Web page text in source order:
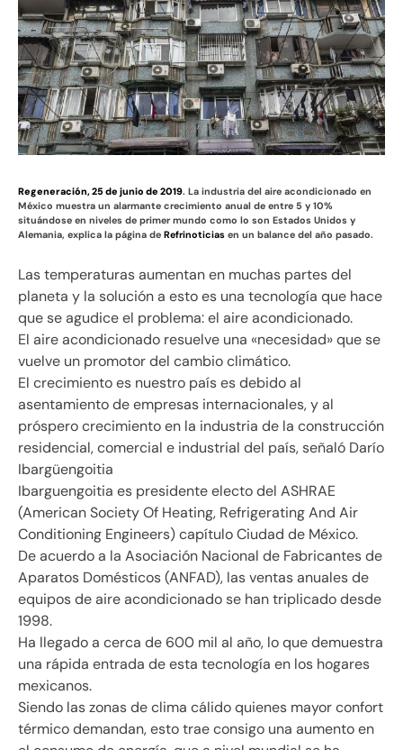
Regeneración, 25 de junio de 2019. La industria del aire acondicionado en
México muestra un alarmante crecimiento anual de entre 5 y 10%
situándose en niveles de primer mundo como lo son Estados Unidos y
Alemania, explica la página de Refrinoticias en un balance del año pasado.
Las temperaturas aumentan en muchas partes del
planeta y la solución a esto es una tecnología que hace
que se agudice el problema: el aire acondicionado.
El aire acondicionado resuelve una «necesidad» que se
vuelve un promotor del cambio climático.
El crecimiento es nuestro país es debido al
asentamiento de empresas internacionales, y al
próspero crecimiento en la industria de la construcción
residencial, comercial e industrial del país, señaló Darío
Ibargüengoitia
Ibarguengoitia es presidente electo del ASHRAE
(American Society Of Heating, Refrigerating And Air
Conditioning Engineers) capítulo Ciudad de México.
De acuerdo a la Asociación Nacional de Fabricantes de
Aparatos Domésticos (ANFAD), las ventas anuales de
equipos de aire acondicionado se han triplicado desde
1998.
Ha llegado a cerca de 600 mil al año, lo que demuestra
una rápida entrada de esta tecnología en los hogares
mexicanos.
Siendo las zonas de clima cálido quienes mayor confort
térmico demandan, esto trae consigo una aumento en